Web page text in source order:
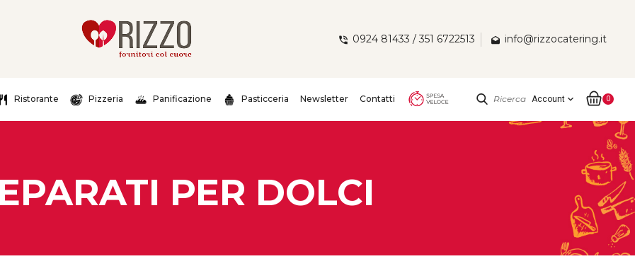
0924 81433 / 351 6722513 info@rizzocatering.it
Ristorante Pizzeria Panificazione Pasticceria Newsletter Contatti 0
Account expand_more
Ricerca
PER DOLCI